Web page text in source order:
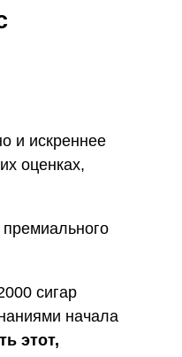
и искреннее
оценках,
сигар
начала
этот,